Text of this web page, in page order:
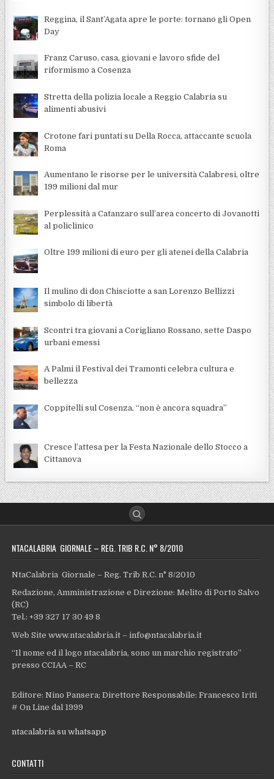
Reggina, il Sant’Agata apre le porte: tornano gli Open
Day
Franz Caruso, casa, giovani e lavoro sfide del
riformismo a Cosenza
Stretta della polizia locale a Reggio Calabria su
alimenti abusivi
Crotone fari puntati su Della Rocca, attaccante scuola
Roma
Aumentano le risorse per le università Calabresi, oltre
199 milioni dal mur
Perplessità a Catanzaro sull’area concerto di Jovanotti
al policlinico
Oltre 199 milioni di euro per gli atenei della Calabria
Il mulino di don Chisciotte a san Lorenzo Bellizzi
simbolo di libertà
Scontri tra giovani a Corigliano Rossano, sette Daspo
urbani emessi
A Palmi il Festival dei Tramonti celebra cultura e
bellezza
Coppitelli sul Cosenza, “non è ancora squadra”
Cresce l’attesa per la Festa Nazionale dello Stocco a
Cittanova
NTACALABRIA GIORNALE – REG. TRIB R.C. N° 8/2010
NtaCalabria Giornale – Reg. Trib R.C. n° 8/2010
Redazione, Amministrazione e Direzione: Melito di Porto Salvo
(RC)
Tel.: +39 327 17 30 49 8
Web Site www.ntacalabria.it – info@ntacalabria.it
“Il nome ed il logo ntacalabria, sono un marchio registrato”
presso CCIAA – RC
Editore: Nino Pansera; Direttore Responsabile: Francesco Iriti
# On Line dal 1999
ntacalabria su whatsapp
CONTATTI